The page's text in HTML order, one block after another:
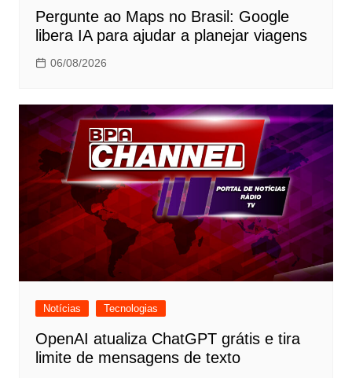
Pergunte ao Maps no Brasil: Google
libera IA para ajudar a planejar viagens
06/08/2026
Notícias Tecnologias
OpenAI atualiza ChatGPT grátis e tira
limite de mensagens de texto